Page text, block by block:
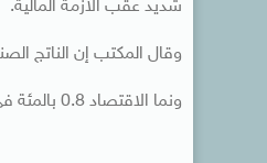
شديد عقب الأزمة المالية.
وقال المكتب إن الناتج الصناعي انخفض 0.1 بالمئة في مارس
ونما الاقتصاد 0.8 بالمئة في الشهور الثلاثة الأولى من 2014.